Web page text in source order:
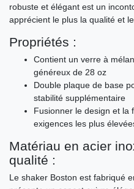
robuste et élégant est un
apprécient le plus la qualité et le
Propriétés :
Contient un verre à
généreux de 28 oz
Double plaque de base
stabilité supplémentaire
Fusionner le design et la
exigences les plus
Matériau en acier
qualité :
Le shaker Boston est fabriqué